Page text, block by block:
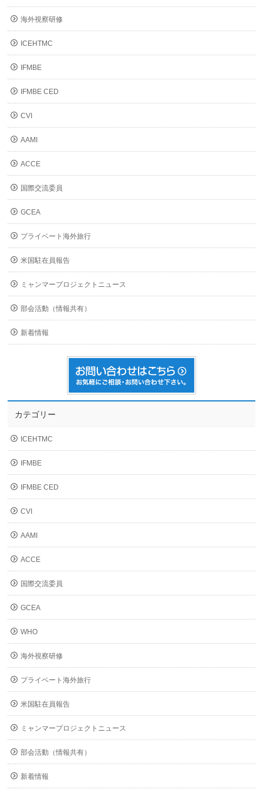
海外視察研修
ICEHTMC
IFMBE
IFMBE CED
CVI
AAMI
ACCE
国際交流委員
GCEA
プライベート海外旅行
米国駐在員報告
ミャンマープロジェクトニュース
部会活動（情報共有）
新着情報
カテゴリー
ICEHTMC
IFMBE
IFMBE CED
CVI
AAMI
ACCE
国際交流委員
GCEA
WHO
海外視察研修
プライベート海外旅行
米国駐在員報告
ミャンマープロジェクトニュース
部会活動（情報共有）
新着情報